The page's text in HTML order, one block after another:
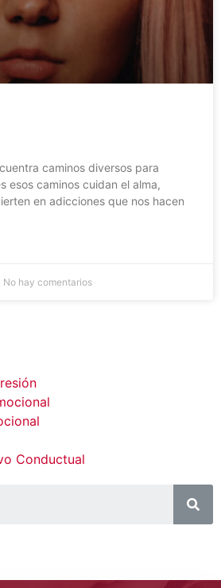
caminos diversos para
esos caminos cuidan el alma,
en adicciones que nos hacen
No hay comentarios
Conductual